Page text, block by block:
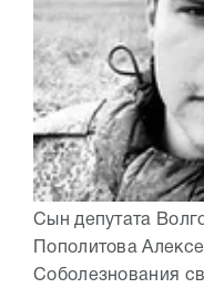
Сын депутата
Пополитова
Соболезнования